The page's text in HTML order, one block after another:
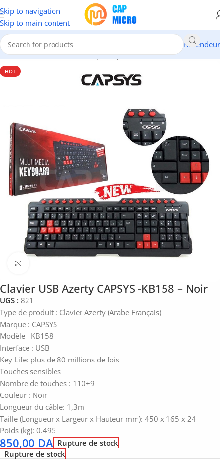
Skip to navigation
Skip to main content
Revendeur
Accueil/INFORMATIQUE/Périphériques/Claviers & Souris
HOT
Clavier USB Azerty CAPSYS -KB158 – Noir
UGS : 821
Type de produit : Clavier Azerty (Arabe Français)
Marque : CAPSYS
Modèle : KB158
Interface : USB
Key Life: plus de 80 millions de fois
Touches sensibles
Nombre de touches : 110+9
Couleur : Noir
Longueur du câble: 1,3m
Taille (Longueur x Largeur x Hauteur mm): 450 x 165 x 24
Poids (kg): 0.495
850,00 DA Rupture de stock
Rupture de stock